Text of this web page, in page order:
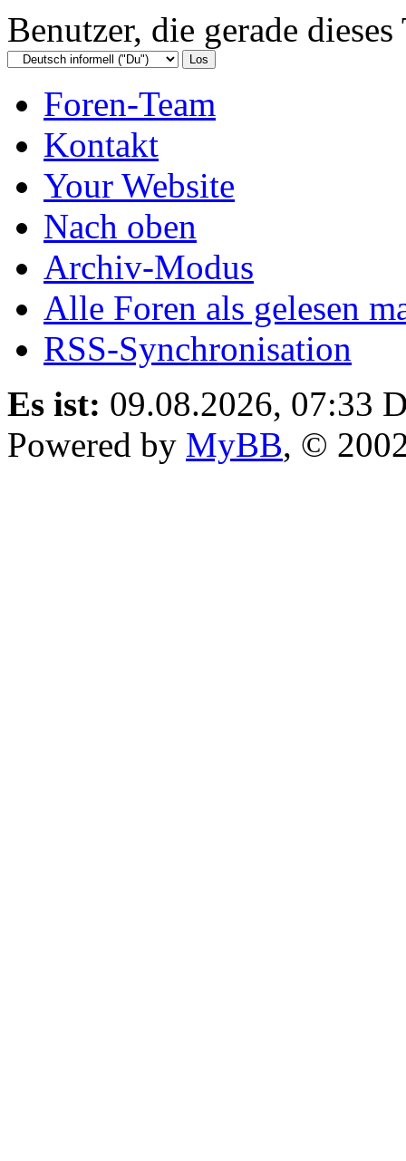
Benutzer, die gerade
Foren-Team
Kontakt
Your Website
Nach oben
Archiv-Modus
Alle Foren als gelesen
RSS-Synchronisation
Es ist: 09.08.2026, 07:33
Powered by MyBB, ©